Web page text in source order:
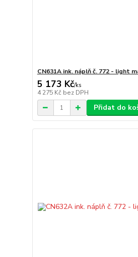
CN631A ink. náplň č. 772 - light
5 173 Kč/ks
4 275 Kč bez DPH
Přidat do